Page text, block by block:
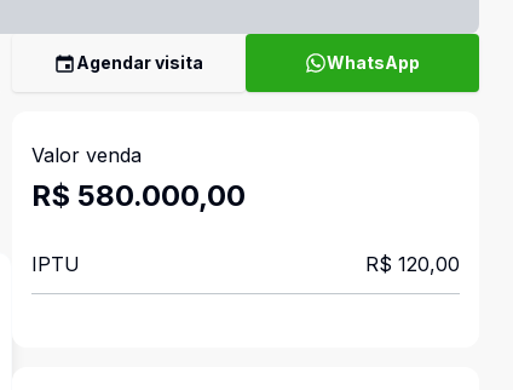
Agendar visita WhatsApp
Valor venda
R$ 580.000,00
IPTU R$ 120,00